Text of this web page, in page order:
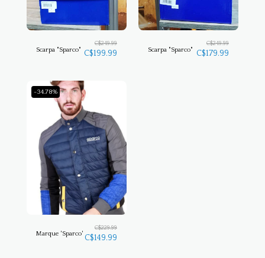
Scarpa "Sparco"
C$249.99
C$199.99 Scarpa "Sparco"
C$249.99
C$179.99
-34.78%
Marque 'Sparco'
C$229.99
C$149.99